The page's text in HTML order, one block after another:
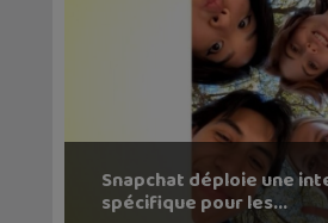
Snapchat déploie une
spécifique pour les...